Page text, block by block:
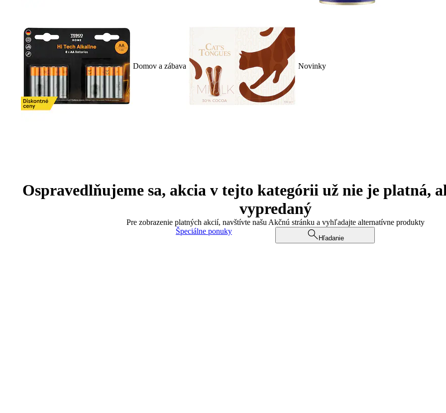
Domov a zábava Novinky
Ospravedlňujeme sa, akcia v tejto kategórii už nie je platná,
vypredaný
Pre zobrazenie platných akcií, navštívte našu Akčnú stránku a vyhľadajte alternatívne produkty
Špeciálne ponuky
Hľadanie